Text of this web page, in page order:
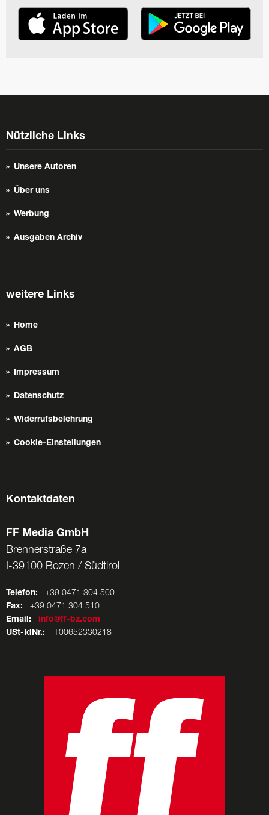
Nützliche Links
Unsere Autoren
Über uns
Werbung
Ausgaben Archiv
weitere Links
Home
AGB
Impressum
Datenschutz
Widerrufsbelehrung
Cookie-Einstellungen
Kontaktdaten
FF Media GmbH
Brennerstraße 7a
I-39100 Bozen / Südtirol
Telefon: +39 0471 304 500
Fax: +39 0471 304 510
Email:
info@ff-bz.com
USt-IdNr.: IT00652330218